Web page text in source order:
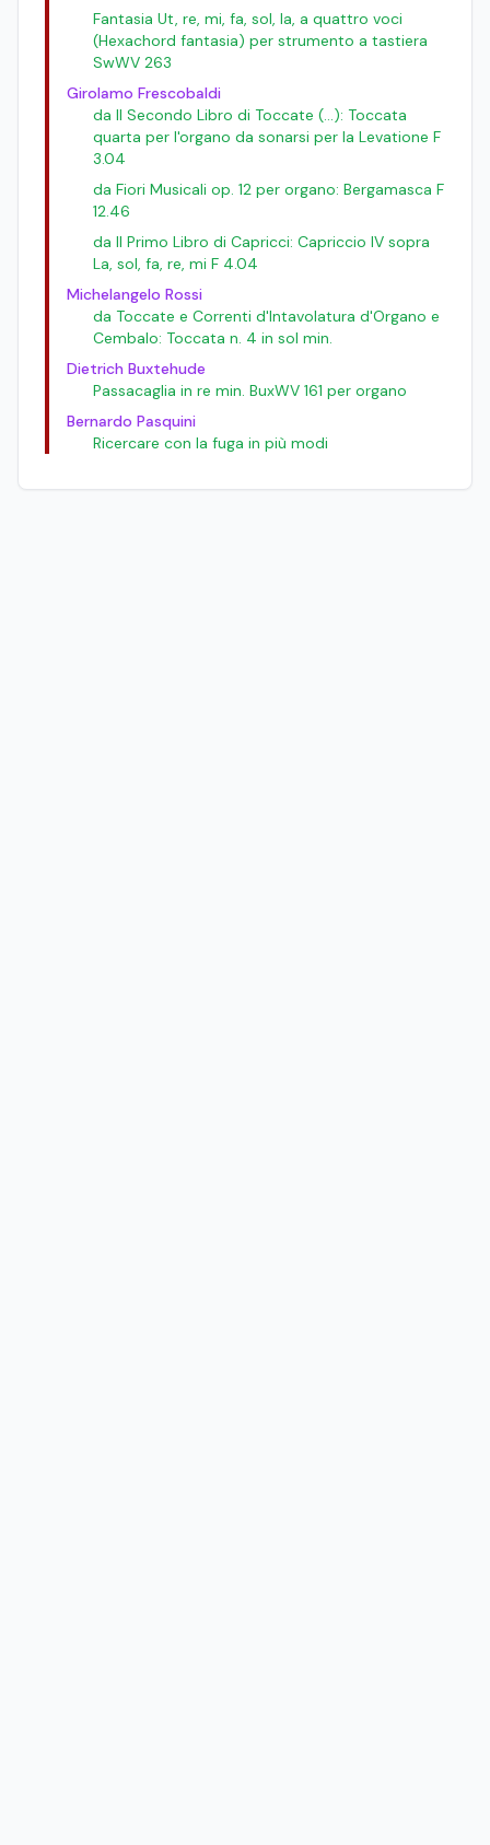
Fantasia Ut, re, mi, fa, sol, la, a quattro voci
(Hexachord fantasia) per strumento a tastiera
SwWV 263
Girolamo Frescobaldi
da Il Secondo Libro di Toccate (...): Toccata
quarta per l'organo da sonarsi per la Levatione F
3.04
da Fiori Musicali op. 12 per organo: Bergamasca F
12.46
da Il Primo Libro di Capricci: Capriccio IV sopra
La, sol, fa, re, mi F 4.04
Michelangelo Rossi
da Toccate e Correnti d'Intavolatura d'Organo e
Cembalo: Toccata n. 4 in sol min.
Dietrich Buxtehude
Passacaglia in re min. BuxWV 161 per organo
Bernardo Pasquini
Ricercare con la fuga in più modi